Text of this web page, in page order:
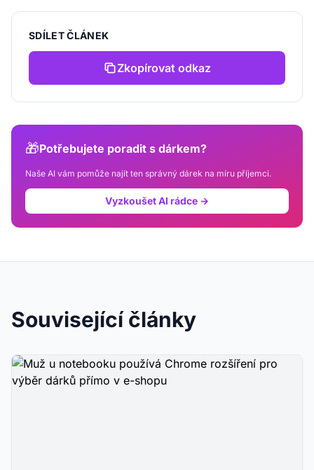
SDÍLET ČLÁNEK
Zkopírovat odkaz
🎁Potřebujete poradit s dárkem?
Naše AI vám pomůže najít ten správný dárek na míru příjemci.
Vyzkoušet AI rádce →
Související články